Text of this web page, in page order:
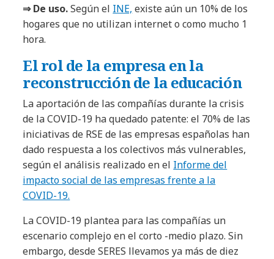
⇒ De uso.Según el INE, existe aún un 10% de los
hogares que no utilizan internet o como mucho 1
hora.
El rol de la empresa en la
reconstrucción de la educación
La aportación de las compañías durante la crisis
de la COVID-19 ha quedado patente: el 70% de las
iniciativas de RSE de las empresas españolas han
dado respuesta a los colectivos más vulnerables,
según el análisis realizado en el Informe del
impacto social de las empresas frente a la
COVID-19.
La COVID-19 plantea para las compañías un
escenario complejo en el corto -medio plazo. Sin
embargo, desde SERES llevamos ya más de diez